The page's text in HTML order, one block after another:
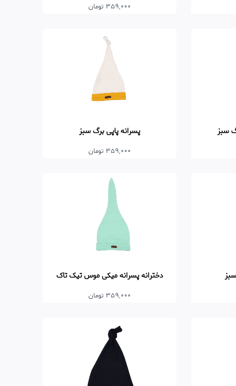
359,000 تومان
پسرانه پاپی برگ سبز
359,000 تومان
دخترانه پسرانه میکی موس تیک تاک
359,000 تومان